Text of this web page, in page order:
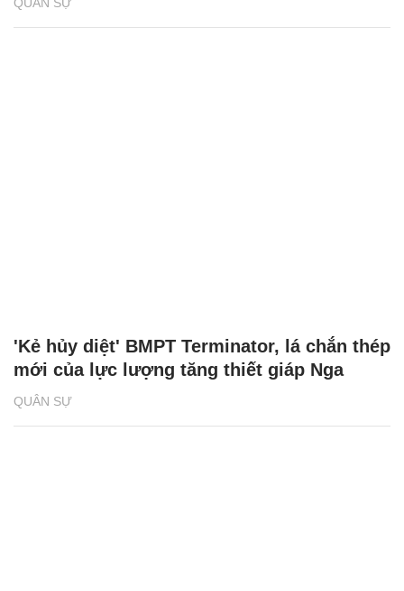
QUÂN SỰ
'Kẻ hủy diệt' BMPT Terminator, lá chắn thép
mới của lực lượng tăng thiết giáp Nga